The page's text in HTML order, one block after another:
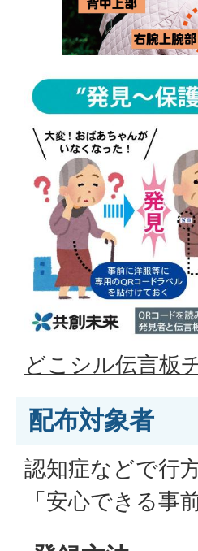
どこシル伝言板
配布対象者
認知症などで行
「安心できる事